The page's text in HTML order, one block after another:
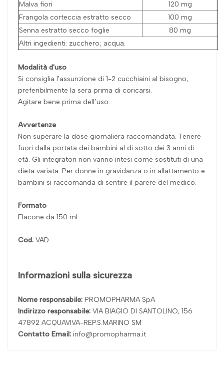
Malva fiori
120 mg
Frangola corteccia estratto secco
100 mg
Senna estratto secco foglie
80 mg
Altri ingedienti: zucchero; acqua.
Modalità d'uso
Si consiglia l'assunzione di 1-2 cucchiaini al bisogno,
preferibilmente la sera prima di coricarsi.
Agitare bene prima dell’uso.
Avvertenze
Non superare la dose giornaliera raccomandata. Tenere
fuori dalla portata dei bambini al di sotto dei 3 anni di
età. Gli integratori non vanno intesi come sostituti di una
dieta variata. Per donne in gravidanza o in allattamento e
bambini si raccomanda di sentire il parere del medico.
Formato
Flacone da 150 ml.
Cod. VAD
Informazioni sulla sicurezza
Nome responsabile: PROMOPHARMA SpA
Indirizzo responsabile: VIA BIAGIO DI SANTOLINO, 156
47892 ACQUAVIVA-REP.S.MARINO SM
Contatto Email: info@promopharma.it